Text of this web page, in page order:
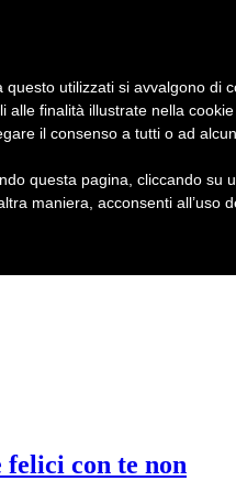
felici con te non
utilizzati si avvalgono di
alle finalità illustrate nella cookie
il consenso a tutti o ad
questa pagina, cliccando su
maniera, acconsenti all’uso